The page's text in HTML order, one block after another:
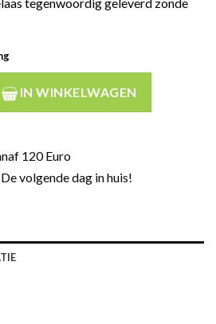
tegenwoordig geleverd zonde
IN WINKELWAGEN
120 Euro
volgende dag in huis!